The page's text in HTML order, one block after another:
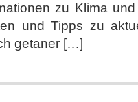
zu Klima
und Tipps zu
getaner […]